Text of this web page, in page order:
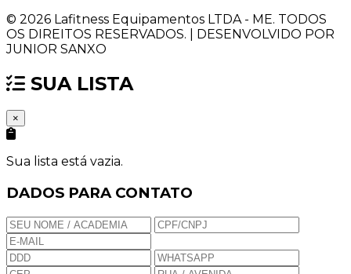
© 2026 Lafitness Equipamentos LTDA - ME. TODOS
OS DIREITOS RESERVADOS. | DESENVOLVIDO POR
JUNIOR SANXO
SUA LISTA
×
Sua lista está vazia.
DADOS PARA CONTATO